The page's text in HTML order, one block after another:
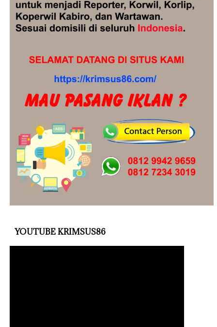
YOUTUBE KRIMSUS86